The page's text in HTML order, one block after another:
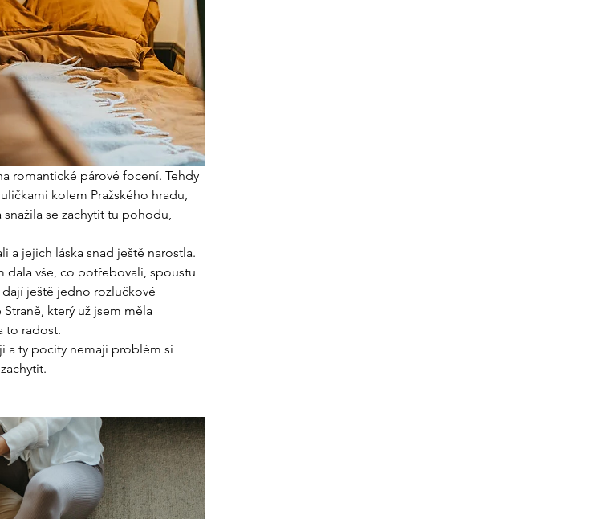
romantické párové focení. Tehdy
kolem Pražského hradu,
se zachytit tu pohodu,
a jejich láska snad ještě narostla.
dala vše, co potřebovali, spoustu
ještě jedno rozlučkové
který už jsem měla
to radost.
a ty pocity nemají problém si